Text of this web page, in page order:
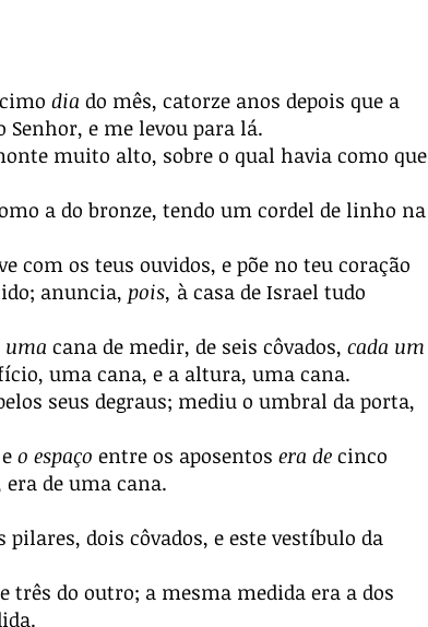
dia do mês, catorze anos depois que a
e me levou para lá.
muito alto, sobre o qual havia como que
a do bronze, tendo um cordel de linho na
com os teus ouvidos, e põe no teu coração
anuncia, pois, à casa de Israel tudo
uma cana de medir, de seis côvados, cada um
uma cana, e a altura, uma cana.
seus degraus; mediu o umbral da porta,
o espaço entre os aposentos era de cinco
de uma cana.
dois côvados, e este vestíbulo da
três do outro; a mesma medida era a dos